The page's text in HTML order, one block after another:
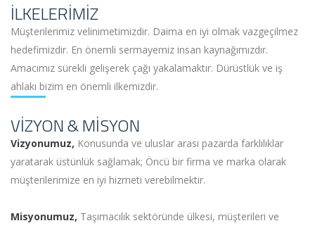
İLKELERİMİZ
Müşterilerimiz velinimetimizdir. Daima en iyi olmak vazgeçilmez
hedefimizdir. En önemli sermayemiz insan kaynağımızdır.
Amacımız sürekli gelişerek çağı yakalamaktır. Dürüstlük ve iş
ahlakı bizim en önemli ilkemizdir.
VİZYON & MİSYON
Vizyonumuz, Konusunda ve uluslar arası pazarda farklılıklar
yaratarak üstünlük sağlamak; Öncü bir firma ve marka olarak
müşterilerimize en iyi hizmeti verebilmektir.
Misyonumuz, Taşımacılık sektöründe ülkesi, müşterileri ve